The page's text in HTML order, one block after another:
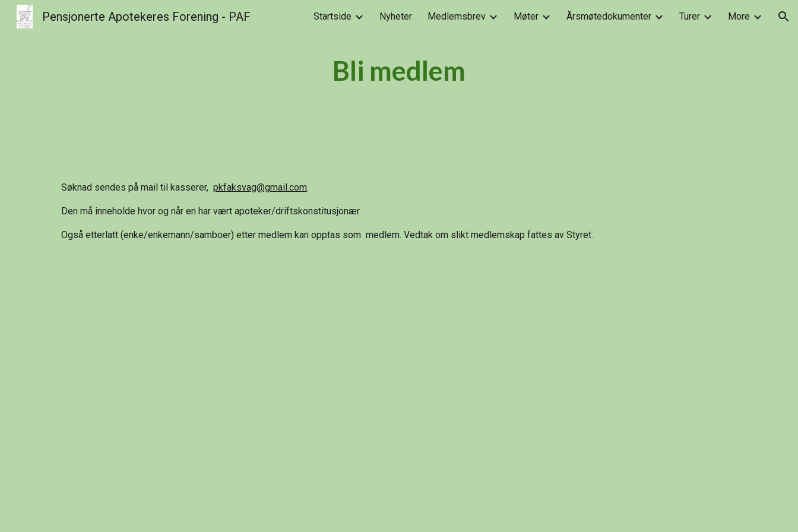
Skip to main content Skip to navigation
Pensjonerte Apotekeres Forening - PAF Startside Nyheter Medlemsbrev Møter Årsmøtedokumenter Turer More
Bli medlem
Søknad sendes på mail til kasserer, pkfaksvag@gmail.com.
Den må inneholde hvor og når en har vært apoteker/driftskonstitusjonær.
Også etterlatt (enke/enkemann/samboer) etter medlem kan opptas som medlem. Vedtak om slikt medlemskap fattes av Styret.